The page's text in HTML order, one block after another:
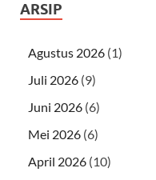
ARSIP
Agustus 2026 (1)
Juli 2026 (9)
Juni 2026 (6)
Mei 2026 (6)
April 2026 (10)